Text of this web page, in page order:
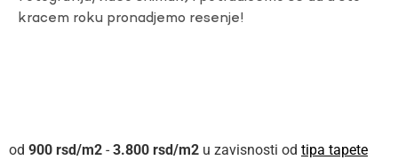
kracem roku pronadjemo resenje!
900 rsd - 3.800 rsd u zavisnosti od tipa tapete